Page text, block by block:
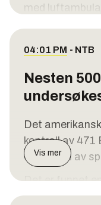
med
–
skadede har
mistenkt på
Henrik Larsen
04:01 PM - NTB
Nesten
Det
kontroll av 471
etter funn av
Det er funnet
flyets høyre
Vis mer